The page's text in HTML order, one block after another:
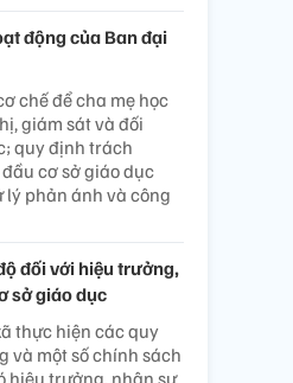
động của Ban đại
chế để cha mẹ học
giám sát và đối
quy định trách
cơ sở giáo dục
lý phản ánh và công
đối với hiệu trưởng,
sở giáo dục
thực hiện các quy
và một số chính sách
hiệu trưởng, nhân sự